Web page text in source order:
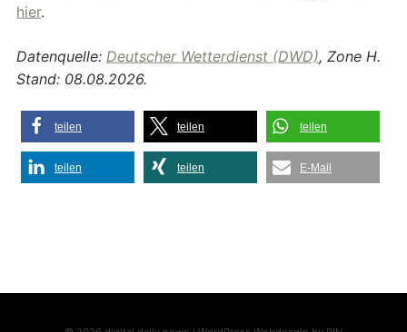
hier.
Datenquelle: Deutscher Wetterdienst (DWD), Zone H.
Stand: 08.08.2026.
teilen teilen teilen
teilen teilen E-Mail